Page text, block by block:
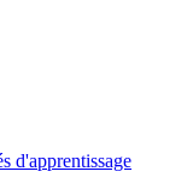
d'apprentissage